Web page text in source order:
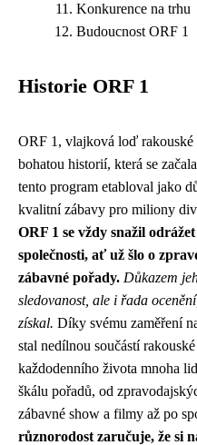
Konkurence na trhu
Budoucnost ORF 1
Historie ORF 1
ORF 1, vlajková loď rakouské
bohatou historií, která se
tento program etabloval jako
kvalitní zábavy pro miliony
ORF 1 se vždy snažil
společnosti, ať už šlo o
zábavné pořady. Důkazem
sledovanost, ale i řada
získal. Díky svému zaměření
stal nedílnou součástí
každodenního života mnoha
škálu pořadů, od
zábavné show a filmy až po
různorodost zaručuje, že si